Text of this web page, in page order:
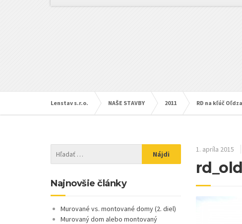
Lenstav s.r.o. NAŠE STAVBY 2011 RD na kľúč Oľdza
1. apríla 2015
Najnovšie články
Murované vs. montované domy (2. diel)
Murovaný dom alebo montovaný